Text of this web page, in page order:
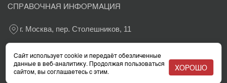
СПРАВОЧНАЯ ИНФОРМАЦИЯ
г. Москва, пер. Столешников, 11
info@eacaudit.ru
Сайт использует cookie и передаёт обезличенные
данные в веб-аналитику. Продолжая пользоваться
сайтом, вы соглашаетесь с этим.
ХОРОШО